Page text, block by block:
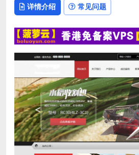
详情介绍 常见问题